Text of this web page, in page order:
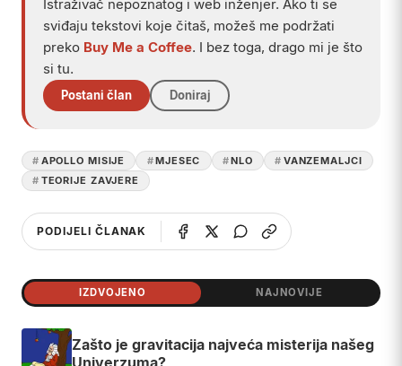
protiv troškova rata koji se vodio hiljadama
kilometara od lunarne površine, na drugoj strani
planete koju su astronauti Apolla gledali kako se,
mala i plava, okreće ispod njih.
tajnoj misiji Apollo 20 — snimak navodnog vanzemaljskog
tijela pronađenog unutar olupine drevnog broda na
Mjesecu, koje su autori priče prozvali Mona Lisa.